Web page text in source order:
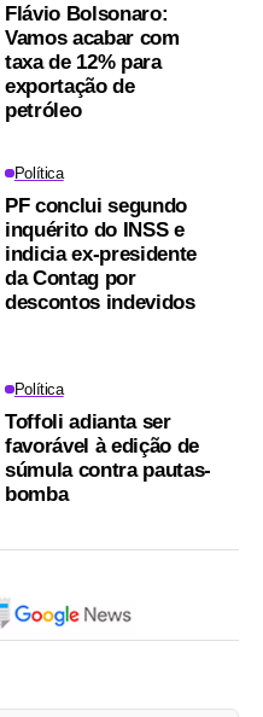
Flávio Bolsonaro:
Vamos acabar com
taxa de 12% para
exportação de
petróleo
Política
PF conclui segundo
inquérito do INSS e
indicia ex-presidente
da Contag por
descontos indevidos
Política
Toffoli adianta ser
favorável à edição de
súmula contra pautas-
bomba